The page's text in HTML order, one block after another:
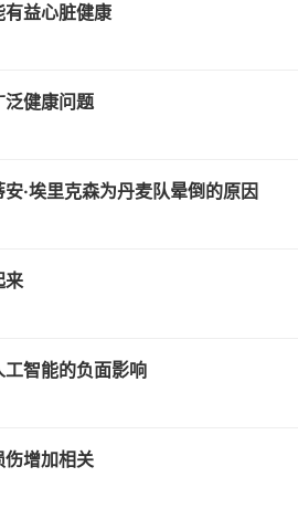
益心脏健康
泛健康问题
·埃里克森为丹麦队晕倒的原因
来
智能的负面影响
伤增加相关